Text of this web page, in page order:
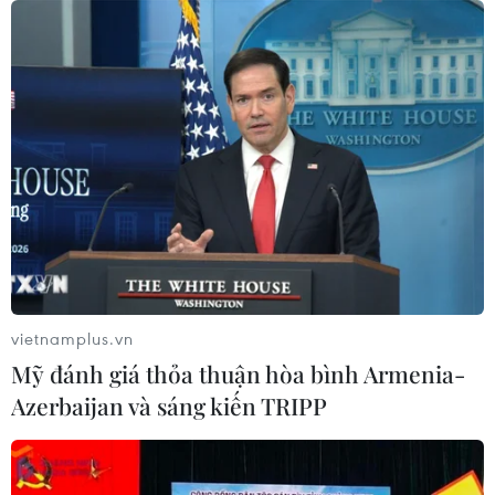
ASEAN Cup 2026: Truyền thông
châu Á ca ngợi chiến thắng của tuyển
Việt Nam
07/08/2026 22:58
HLV Kim Sang-sik: 'Tôi mong Đình
Bắc vươn xa hơn tầm Đông Nam Á'
07/08/2026 16:54
ASEAN Cup 2026: Tuyển Việt Nam
thẳng tiến vào bán kết với thành tích
nhất bảng
07/08/2026 15:58
vietnamplus.vn
Mỹ đánh giá thỏa thuận hòa bình Armenia-
Azerbaijan và sáng kiến TRIPP